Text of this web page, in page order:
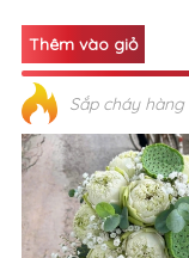
Sắp cháy hàng